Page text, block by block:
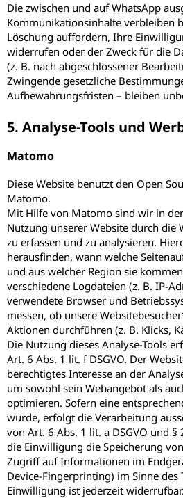
Die zwischen und auf WhatsApp
Kommunikationsinhalte verbleiben
Löschung auffordern, Ihre
widerrufen oder der Zweck für die
(z. B. nach abgeschlossener
Zwingende gesetzliche
Aufbewahrungsfristen – bleiben
5. Analyse-Tools und
Matomo
Diese Website benutzt den Open
Matomo.
Mit Hilfe von Matomo sind wir in
Nutzung unserer Website durch die
zu erfassen und zu analysieren.
herausfinden, wann welche
und aus welcher Region sie
verschiedene Logdateien (z. B. IP-
verwendete Browser und
messen, ob unsere
Aktionen durchführen (z. B. Klicks,
Die Nutzung dieses Analyse-Tools
Art. 6 Abs. 1 lit. f DSGVO. Der
berechtigtes Interesse an der
um sowohl sein Webangebot als
optimieren. Sofern eine
wurde, erfolgt die Verarbeitung
von Art. 6 Abs. 1 lit. a DSGVO und §
die Einwilligung die Speicherung
Zugriff auf Informationen im
Device-Fingerprinting) im Sinne des
Einwilligung ist jederzeit widerrufbar.